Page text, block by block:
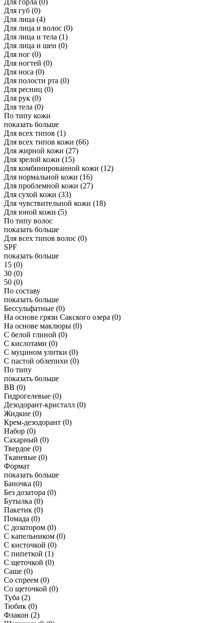
Для горла (0)
Для губ (0)
Для лица (4)
Для лица и волос (0)
Для лица и тела (1)
Для лица и шеи (0)
Для ног (0)
Для ногтей (0)
Для носа (0)
Для полости рта (0)
Для ресниц (0)
Для рук (0)
Для тела (0)
По типу кожи
показать больше
Для всех типов (1)
Для всех типов кожи (66)
Для жирной кожи (27)
Для зрелой кожи (15)
Для комбинированной кожи (12)
Для нормальной кожи (16)
Для проблемной кожи (27)
Для сухой кожи (33)
Для чувствительной кожи (18)
Для юной кожи (5)
По типу волос
показать больше
Для всех типов волос (0)
SPF
показать больше
15 (0)
30 (0)
50 (0)
По составу
показать больше
Бессульфатные (0)
На основе грязи Сакского озера (0)
На основе маклюры (0)
С белой глиной (0)
С кислотами (0)
С муцином улитки (0)
С пастой облепихи (0)
По типу
показать больше
ВВ (0)
Гидрогелевые (0)
Дезодорант-кристалл (0)
Жидкие (0)
Крем-дезодорант (0)
Набор (0)
Сахарный (0)
Твердое (0)
Тканевые (0)
Формат
показать больше
Баночка (0)
Без дозатора (0)
Бутылка (0)
Пакетик (0)
Помада (0)
С дозатором (0)
С капельником (0)
С кисточкой (0)
С пипеткой (1)
С щеточкой (0)
Саше (0)
Со спреем (0)
Со щеточкой (0)
Туба (2)
Тюбик (0)
Флакон (2)